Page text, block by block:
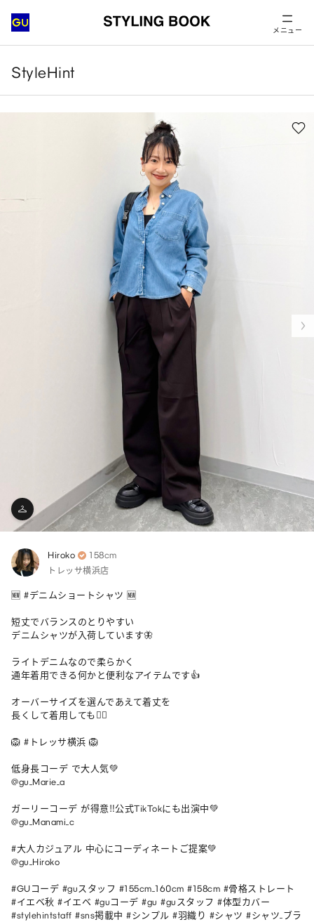
メニュー
StyleHint
Hiroko 158cm
トレッサ横浜店
🆕 #デニムショートシャツ 🆕
短丈でバランスのとりやすい
デニムシャツが入荷しています🦋
ライトデニムなので柔らかく
通年着用できる何かと便利なアイテムです👍
オーバーサイズを選んであえて着丈を
長くして着用しても🙆‍♀️
🦁 #トレッサ横浜 🦁
低身長コーデ で大人気💚
@gu_Marie_a
ガーリーコーデ が得意‼︎公式TikTokにも出演中💚
@gu_Manami_c
#大人カジュアル 中心にコーディネートご提案💚
@gu_Hiroko
#GUコーデ #guスタッフ #155cm_160cm #158cm #骨格ストレート
#イエベ秋 #イエベ #guコーデ #gu #guスタッフ #体型カバー
#stylehintstaff #sns掲載中 #シンプル #羽織り #シャツ #シャツ_ブラ